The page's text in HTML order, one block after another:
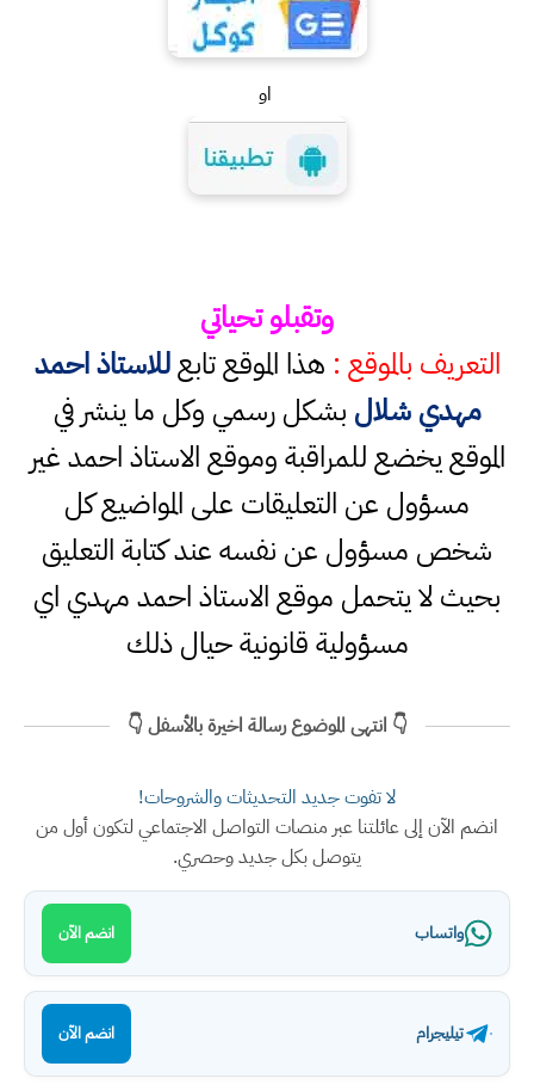
او
وتقبلو تحياتي
التعريف بالموقع : هذا الموقع تابعللاستاذ احمد
مهدي شلال بشكل رسمي وكل ما ينشر في
الموقع يخضع للمراقبة وموقع الاستاذ احمد غير
مسؤول عن التعليقات على المواضيع كل
شخص مسؤول عن نفسه عند كتابة التعليق
بحيث لا يتحمل موقع الاستاذ احمد مهدي اي
مسؤولية قانونية حيال ذلك
👇 انتهى الموضوع رسالة اخيرة بالأسفل 👇
لا تفوت جديد التحديثات والشروحات!
انضم الآن إلى عائلتنا عبر منصات التواصل الاجتماعي لتكون أول من
يتوصل بكل جديد وحصري.
واتساب انضم الآن
تيليجرام انضم الآن